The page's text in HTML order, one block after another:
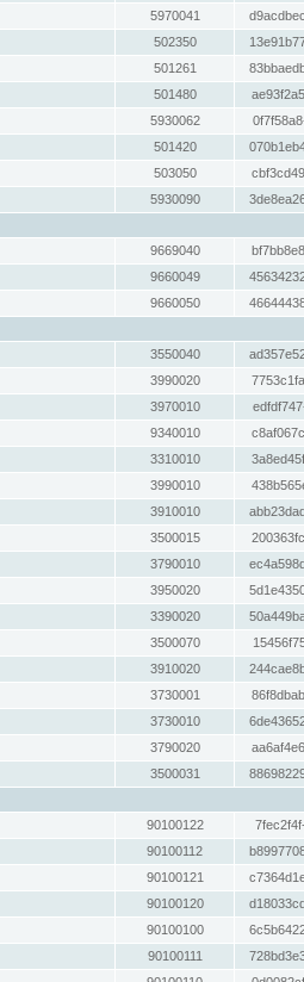
5970041
502350
501261
501480
5930062
501420
503050
5930090
9669040
9660049
9660050
3550040
3990020
3970010
9340010
3310010
3990010
3910010
3500015
3790010
3950020
3390020
3500070
3910020
3730001
3730010
3790020
3500031
90100122
90100112
90100121
90100120
90100100
90100111